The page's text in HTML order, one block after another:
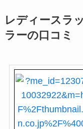
レディースラ
ラーの口コミ